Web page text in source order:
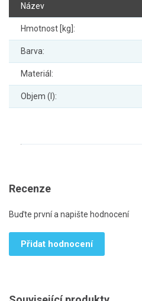
Název
Hmotnost [kg]:
Barva:
Materiál:
Objem (l):
Recenze
Buďte první a napište hodnocení
Přidat hodnocení